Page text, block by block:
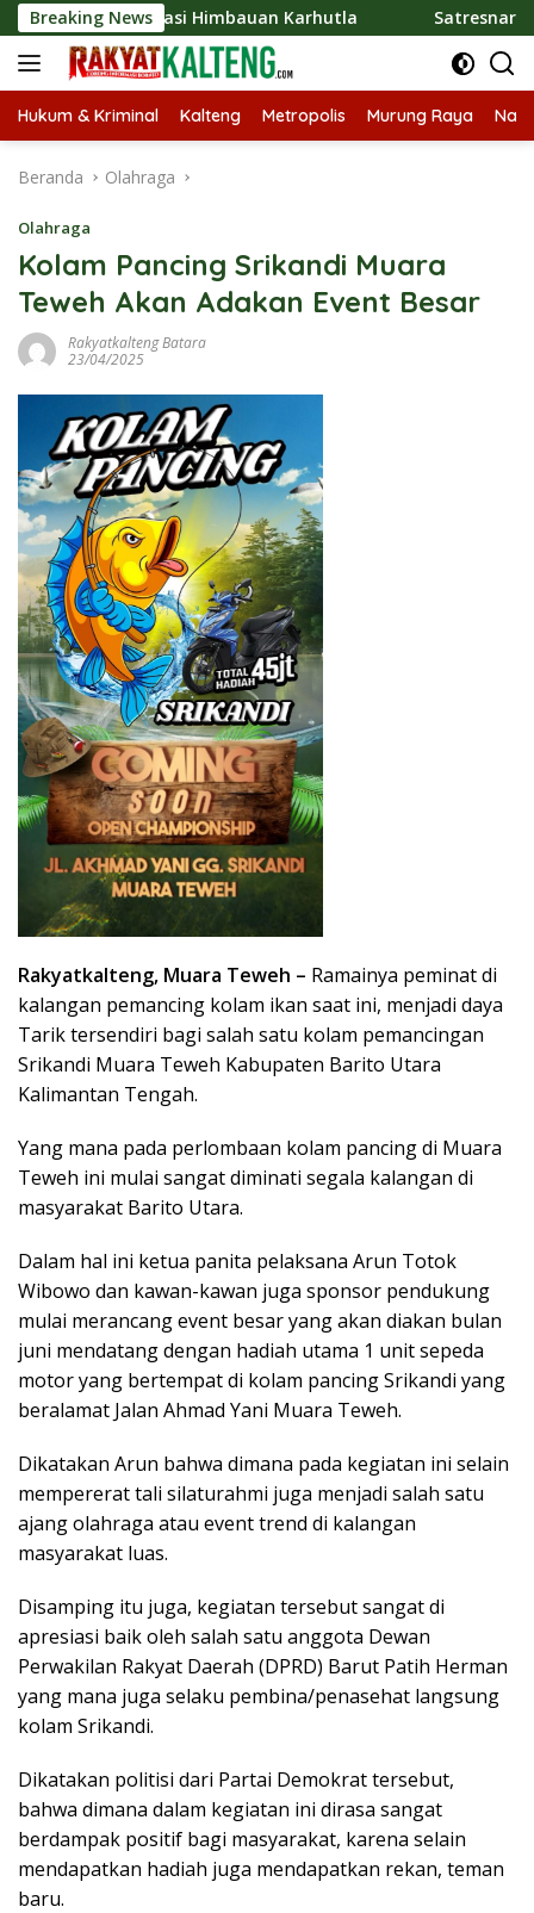
Langsung
ke
konten
Breaking NewsHimbauan Karhutla Satresnarkoba Polres
Hukum & Kriminal Kalteng Metropolis Murung Raya
Beranda Olahraga
Olahraga
Kolam Pancing Srikandi Muara
Teweh Akan Adakan Event Besar
Rakyatkalteng Batara
23/04/2025
Rakyatkalteng, Muara Teweh – Ramainya peminat di
kalangan pemancing kolam ikan saat ini, menjadi daya
Tarik tersendiri bagi salah satu kolam pemancingan
Srikandi Muara Teweh Kabupaten Barito Utara
Kalimantan Tengah.
Yang mana pada perlombaan kolam pancing di Muara
Teweh ini mulai sangat diminati segala kalangan di
masyarakat Barito Utara.
Dalam hal ini ketua panita pelaksana Arun Totok
Wibowo dan kawan-kawan juga sponsor pendukung
mulai merancang event besar yang akan diakan bulan
juni mendatang dengan hadiah utama 1 unit sepeda
motor yang bertempat di kolam pancing Srikandi yang
beralamat Jalan Ahmad Yani Muara Teweh.
Dikatakan Arun bahwa dimana pada kegiatan ini selain
mempererat tali silaturahmi juga menjadi salah satu
ajang olahraga atau event trend di kalangan
masyarakat luas.
Disamping itu juga, kegiatan tersebut sangat di
apresiasi baik oleh salah satu anggota Dewan
Perwakilan Rakyat Daerah (DPRD) Barut Patih Herman
yang mana juga selaku pembina/penasehat langsung
kolam Srikandi.
Dikatakan politisi dari Partai Demokrat tersebut,
bahwa dimana dalam kegiatan ini dirasa sangat
berdampak positif bagi masyarakat, karena selain
mendapatkan hadiah juga mendapatkan rekan, teman
baru.